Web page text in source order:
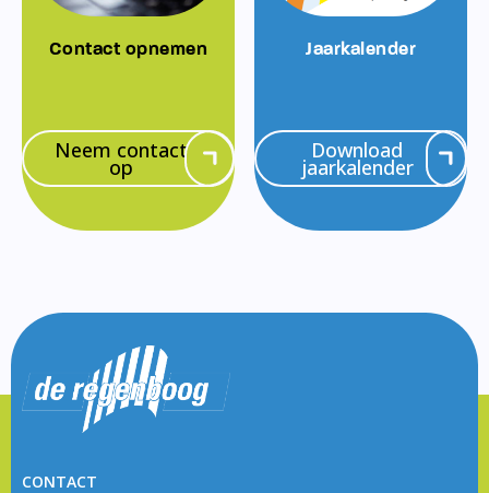
Contact opnemen
Neem contact
op
Jaarkalender
Download
jaarkalender
CONTACT